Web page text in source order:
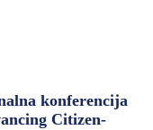
konferencija
Citizen-